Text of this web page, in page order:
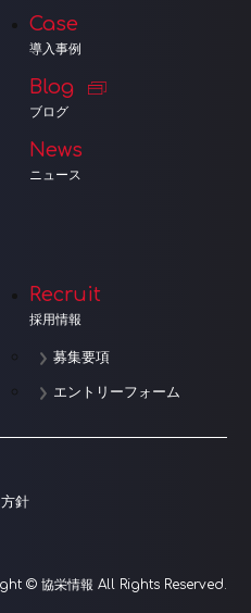
Case
導入事例
Blog
ブログ
News
ニュース
Recruit
採用情報
募集要項
エントリーフォーム
針
© 協栄情報 All Rights Reserved.